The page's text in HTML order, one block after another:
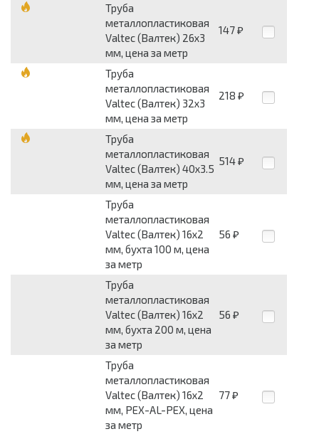
Труба
металлопластиковая
Valtec (Валтек) 26x3
мм, цена за метр
147 ₽
Труба
металлопластиковая
Valtec (Валтек) 32x3
мм, цена за метр
218 ₽
Труба
металлопластиковая
Valtec (Валтек) 40x3.5
мм, цена за метр
514 ₽
Труба
металлопластиковая
Valtec (Валтек) 16x2
мм, бухта 100 м, цена
за метр
56 ₽
Труба
металлопластиковая
Valtec (Валтек) 16x2
мм, бухта 200 м, цена
за метр
56 ₽
Труба
металлопластиковая
Valtec (Валтек) 16x2
мм, PEX-AL-PEX, цена
за метр
77 ₽